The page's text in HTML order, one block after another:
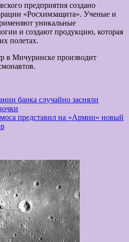
предприятия создано
«Росхимзащита». Ученые и
уникальные
и создают продукцию, которая
полетах.
в Мичуринске производит
банка случайно засняли
представил на «Армии» новый